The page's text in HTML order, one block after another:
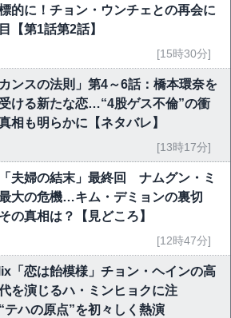
的に！チョン・ウンチェとの再会に
【第1話第2話】
[15時30分]
カンスの法則」第4～6話：橋本環奈を
ける新たな恋…“4股ゲス不倫”の衝
相も明らかに【ネタバレ】
[13時17分]
夫婦の結末」最終回 ナムグン・ミ
大の危機…キム・デミョンの裏切
の真相は？【見どころ】
[12時47分]
「恋は飴模様」チョン・ヘインの高
を演じるハ・ミンヒョクに注
テハの原点”を初々しく熱演